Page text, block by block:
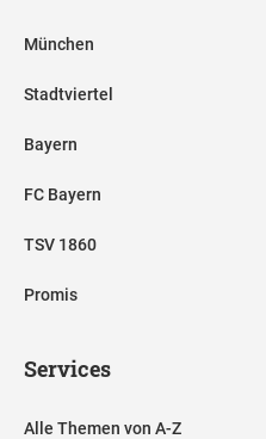
München
Stadtviertel
Bayern
FC Bayern
TSV 1860
Promis
Services
Alle Themen von A-Z